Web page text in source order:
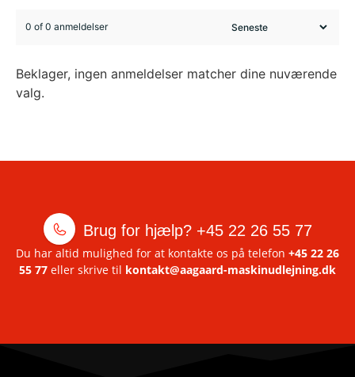
0 of 0 anmeldelser
Beklager, ingen anmeldelser matcher dine nuværende
valg.
Brug for hjælp? +45 22 26 55 77
Du har altid mulighed for at kontakte os på telefon +45 22 26
55 77 eller skrive til kontakt@aagaard-maskinudlejning.dk